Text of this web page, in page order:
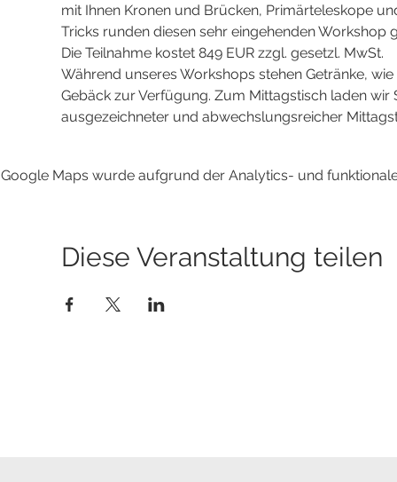
mit Ihnen Kronen und Brücken, Primärteleskope
Tricks runden diesen sehr eingehenden Workshop
Die Teilnahme kostet 849 EUR zzgl. gesetzl. MwSt.
Während unseres Workshops stehen Getränke,
Gebäck zur Verfügung. Zum Mittagstisch laden wir
ausgezeichneter und abwechslungsreicher
Google Maps wurde aufgrund der Analytics- und
Diese Veranstaltung teilen